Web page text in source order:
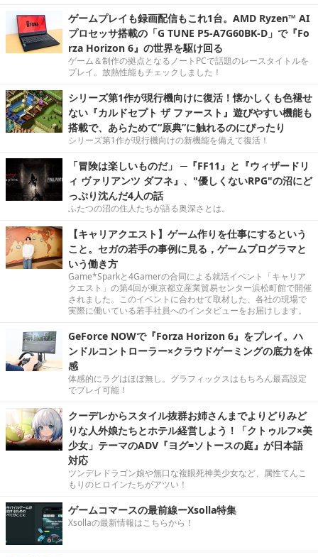
ゲームプレイも録画配信もこれ1台。AMD Ryzen™ AI
プロセッサ搭載の「G TUNE P5-A7G60BK-D」で『Fo
rza Horizon 6』の世界を駆け回る
ゲーム＆制作の拠点となるノートPCで話題のレースタイトルを
プレイ。放熱性能もチェックしました！
シリーズ第1作が現行機向けに復活！懐かしくも色褪せ
ない『カルドセプト ザ ファースト』遊びやすい機能も
搭載で、あらためて“原典”に触れるのにぴったり
シリーズ第1作が現行機向けの新機能を備えて復活！
「冒険は楽しいものだ」 ─『FF11』と『ウィザードリ
ィ ヴァリアンツ ダフネ』、"優しくないRPG"の沼にど
っぷり沈んだ4人の話
ふたつの沼の住人たちが語る奥深さとは。
【キャリアクエスト】ゲーム作りを仕事にするという
こと。セガの若手の事例に見る，ゲームプログラマと
いう働き方
Game*Sparkと4Gamerの合同による就活イベント「キャリア
クエスト」の第4回が東京都立産業貿易センター浜松町館で開催
されました。このイベントに合わせて取材した、各社の現場で
実際に働いている若手社員へのインタビューをお届けします。
GeForce NOWで『Forza Horizon 6』をプレイ。ハ
ンドルコントローラー×クラウドゲーミングの底力を体
感
体感的にラグはほぼ無し。グラフィックスはもちろん最高設定
でプレイ可能！
クーデレからスタイル抜群お姉さんまでよりどりみど
りな人外娘たちとホテル経営しよう！「クトゥルフ×美
少女」テーマのADV『ヨグ=ソトースの庭』が日本語
対応
ツンデレドラゴン娘や無口な複眼死神美少女など、属性てんこ
もりのヒロインたちがアツい！
ゲームコマースの最前線ーXsolla特集
Xsollaの最新情報はこちらから！